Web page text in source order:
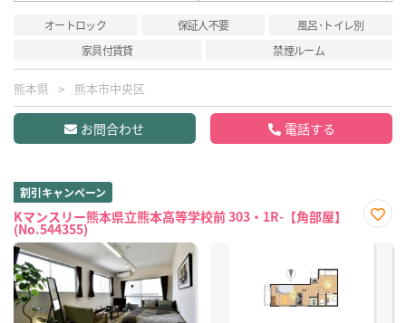
オートロック 保証人不要
風呂･トイレ別
家具付賃貸
禁煙ルーム
熊本県 熊本市中央区
お問合わせ 電話する
割引キャンペーン
Kマンスリー熊本県立熊本高等学校前 303・1R-【角部屋】
(No.544355)
に入